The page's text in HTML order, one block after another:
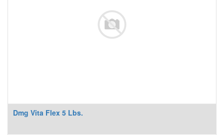
Dmg Vita Flex 5 Lbs.